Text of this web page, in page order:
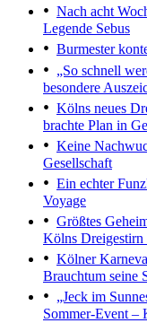
Nach acht
Legende Sebus
Burmester
„So schnell
besondere
Kölns neues
brachte Plan in
Keine
Gesellschaft
Ein echter
Voyage
Größtes
Kölns Dreigestirn
Kölner
Brauchtum seine
„Jeck im
Sommer-Event –